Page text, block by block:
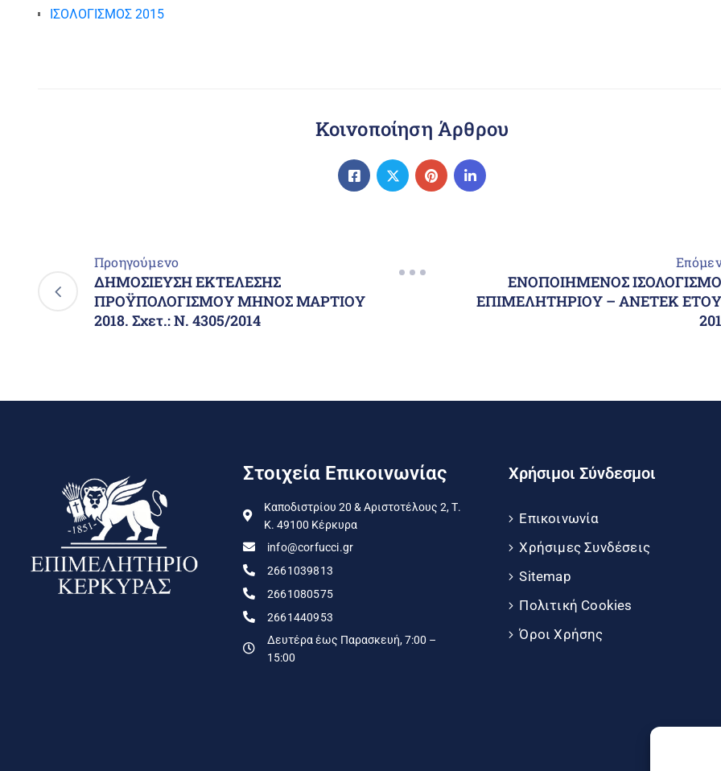
ΙΣΟΛΟΓΙΣΜΟΣ 2015
Κοινοποίηση Άρθρου
Προηγούμενο
ΔΗΜΟΣΙΕΥΣΗ ΕΚΤΕΛΕΣΗΣ
ΠΡΟΫΠΟΛΟΓΙΣΜΟΥ ΜΗΝΟΣ ΜΑΡΤΙΟΥ
2018. Σχετ.: Ν. 4305/2014
ΕΝΟΠΟΙΗΜΕΝΟΣ
ΕΠΙΜΕΛΗΤΗΡΙΟΥ – ΑΝΕΤΕΚ
Στοιχεία Επικοινωνίας
Καποδιστρίου 20 & Αριστοτέλους 2, Τ.
Κ. 49100 Κέρκυρα
info@corfucci.gr
2661039813
2661080575
2661440953
Δευτέρα έως Παρασκευή, 7:00 –
15:00
Χρήσιμοι Σύνδεσμοι
Επικοινωνία
Χρήσιμες Συνδέσεις
Sitemap
Πολιτική Cookies
Όροι Χρήσης